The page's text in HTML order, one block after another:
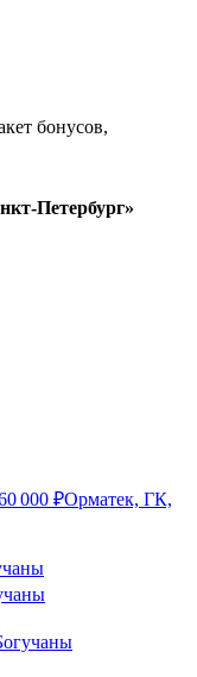
бонусов,
Петербург»
000 ₽Орматек, ГК,